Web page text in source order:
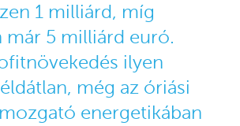
1 milliárd, míg
5 milliárd euró.
ilyen
még az óriási
energetikában